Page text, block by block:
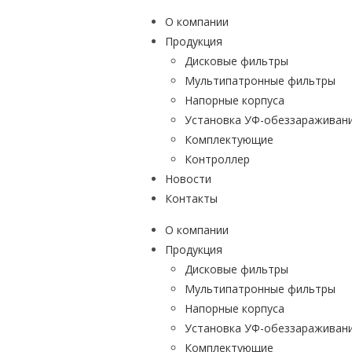
О компании
Продукция
Дисковые фильтры
Мультипатронные фильтры
Напорные корпуса
Установка УФ-
Комплектующие
Контроллер
Новости
Контакты
О компании
Продукция
Дисковые фильтры
Мультипатронные фильтры
Напорные корпуса
Установка УФ-
Комплектующие